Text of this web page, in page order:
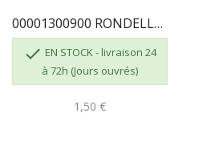
00001300900 RONDELLE GODIN JZC6
 EN STOCK - livraison 24
à 72h (Jours ouvrés)
1,50 €